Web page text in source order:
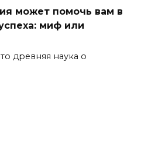
может помочь вам в
миф или
древняя наука о